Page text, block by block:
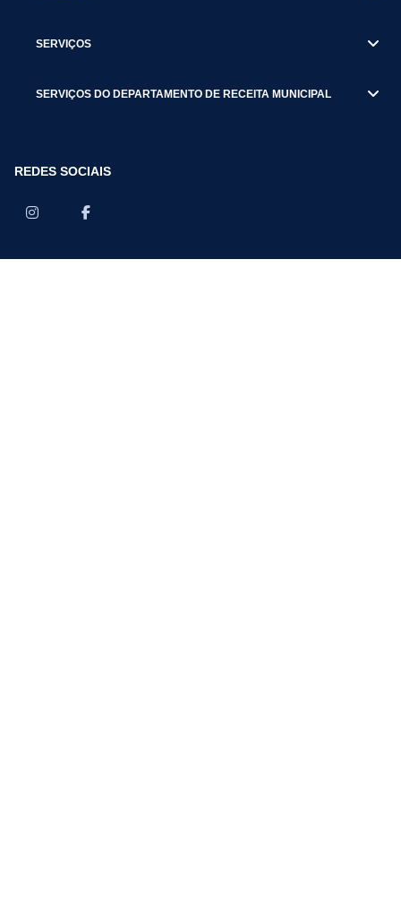
SERVIÇOS
SERVIÇOS DO DEPARTAMENTO DE RECEITA MUNICIPAL
REDES SOCIAIS